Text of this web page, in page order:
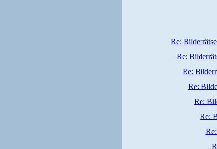
Re:
Re:
Re:
Re:
Re:
Re: